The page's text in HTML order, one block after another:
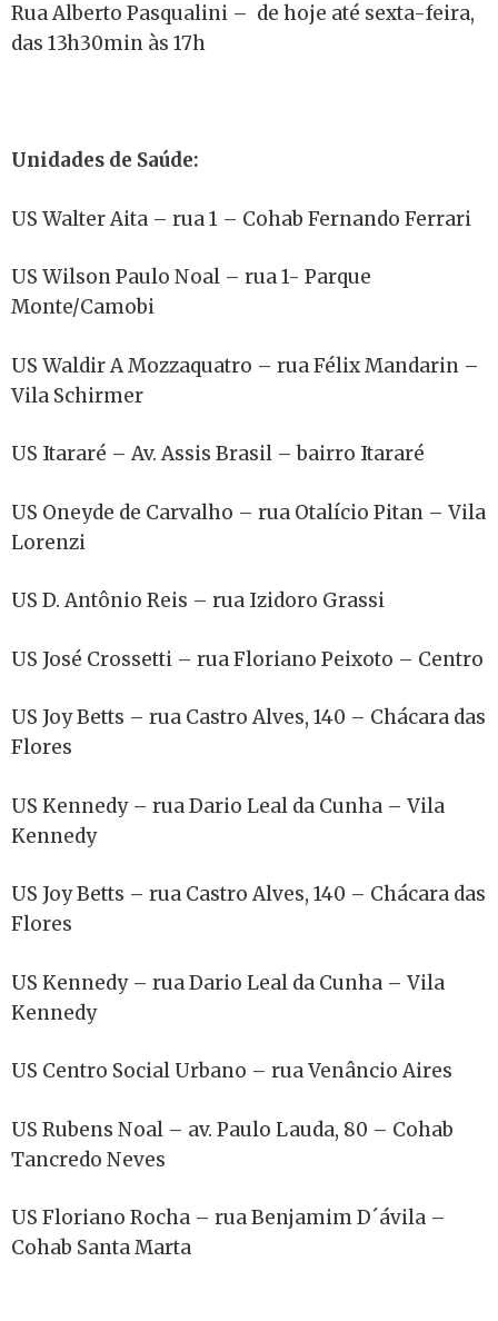
Rua Alberto Pasqualini – de hoje até sexta-feira,
das 13h30min às 17h
Unidades de Saúde:
US Walter Aita – rua 1 – Cohab Fernando Ferrari
US Wilson Paulo Noal – rua 1- Parque
Monte/Camobi
US Waldir A Mozzaquatro – rua Félix Mandarin –
Vila Schirmer
US Itararé – Av. Assis Brasil – bairro Itararé
US Oneyde de Carvalho – rua Otalício Pitan – Vila
Lorenzi
US D. Antônio Reis – rua Izidoro Grassi
US José Crossetti – rua Floriano Peixoto – Centro
US Joy Betts – rua Castro Alves, 140 – Chácara das
Flores
US Kennedy – rua Dario Leal da Cunha – Vila
Kennedy
US Joy Betts – rua Castro Alves, 140 – Chácara das
Flores
US Kennedy – rua Dario Leal da Cunha – Vila
Kennedy
US Centro Social Urbano – rua Venâncio Aires
US Rubens Noal – av. Paulo Lauda, 80 – Cohab
Tancredo Neves
US Floriano Rocha – rua Benjamim D´ávila –
Cohab Santa Marta